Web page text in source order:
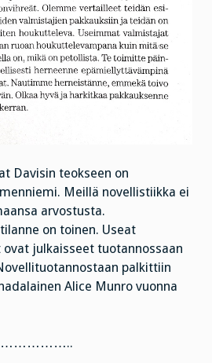
Davisin teokseen on
Meillä novellistiikka ei
arvostusta.
on toinen. Useat
julkaisseet tuotannossaan
palkittiin
Alice Munro vuonna